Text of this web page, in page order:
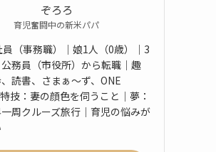
ぞろろ
育児奮闘中の新米パパ
（事務職）｜娘1人（0歳）｜3
務員（市役所）から転職｜趣
読書、さまぁ〜ず、ONE
技：妻の顔色を伺うこと｜夢：
周クルーズ旅行｜育児の悩みが